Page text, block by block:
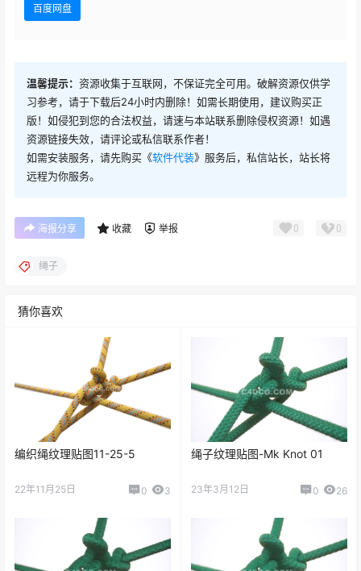
百度网盘
温馨提示： 资源收集于互联网，不保证完全可用。破解资源仅供学
习参考，请于下载后24小时内删除！如需长期使用，建议购买正
版！如侵犯到您的合法权益，请速与本站联系删除侵权资源！如遇
资源链接失效，请评论或私信联系作者！
如需安装服务，请先购买《软件代装》服务后，私信站长，站长将
远程为你服务。
海报分享 收藏 举报 0 0
绳子
猜你喜欢
编织绳纹理贴图11-25-5
22年11月25日 0 3
绳子纹理贴图-Mk Knot 01
23年3月12日 0 26